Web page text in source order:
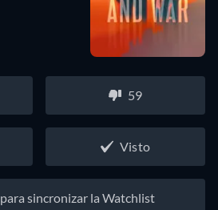
59
Visto
para sincronizar la Watchlist